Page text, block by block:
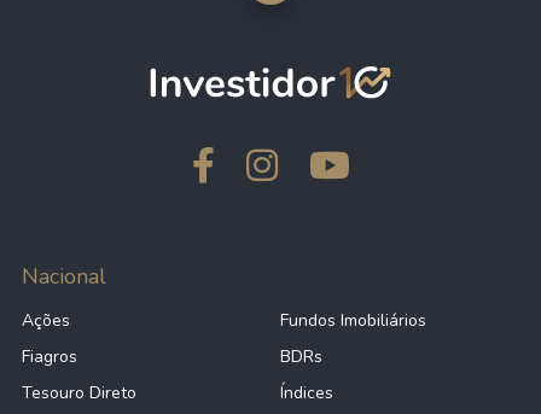
Nacional
Ações
Fundos Imobiliários
Fiagros
BDRs
Tesouro Direto
Índices